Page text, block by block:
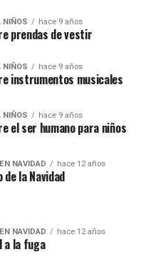
NIÑOS hace 9 años
prendas de vestir
NIÑOS hace 9 años
instrumentos musicales
NIÑOS hace 9 años
el ser humano para niños
NAVIDAD hace 12 años
la Navidad
NAVIDAD hace 12 años
a la fuga